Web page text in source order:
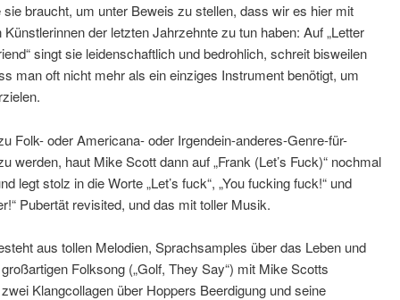
sie braucht, um unter Beweis zu stellen, dass wir es hier mit
der letzten Jahrzehnte zu tun haben: Auf „Letter
singt sie leidenschaftlich und bedrohlich, schreit bisweilen
man oft nicht mehr als ein einziges Instrument benötigt, um
Folk- oder Americana- oder Irgendein-anderes-Genre-für-
werden, haut Mike Scott dann auf „Frank (Let’s Fuck)“ nochmal
legt stolz in die Worte „Let’s fuck“, „You fucking fuck!“ und
Pubertät revisited, und das mit toller Musik.
aus tollen Melodien, Sprachsamples über das Leben und
Folksong („Golf, They Say“) mit Mike Scotts
Klangcollagen über Hoppers Beerdigung und seine